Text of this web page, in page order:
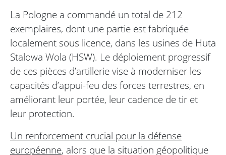
La Pologne a commandé un total de 212
exemplaires, dont une partie est fabriquée
localement sous licence, dans les usines de Huta
Stalowa Wola (HSW). Le déploiement progressif
de ces pièces d’artillerie vise à moderniser les
capacités d’appui-feu des forces terrestres, en
améliorant leur portée, leur cadence de tir et
leur protection.
Un renforcement crucial pour la défense
européenne, alors que la situation géopolitique